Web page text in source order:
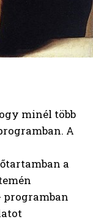
minél több
A
a